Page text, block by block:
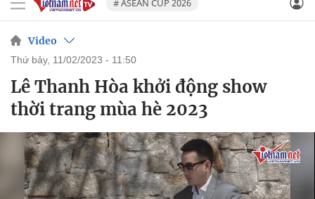
Video
thứ bảy, 11/02/2023 - 11:50
Lê Thanh Hòa khởi động show
thời trang mùa hè 2023